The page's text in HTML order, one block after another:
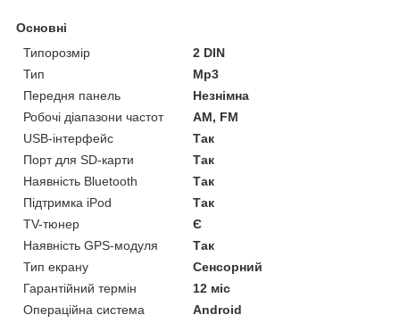
Основні
Типорозмір
2 DIN
Тип
Mp3
Передня панель
Незнімна
Робочі діапазони частот
AM, FM
USB-інтерфейс
Так
Порт для SD-карти
Так
Наявність Bluetooth
Так
Підтримка iPod
Так
TV-тюнер
Є
Наявність GPS-модуля
Так
Тип екрану
Сенсорний
Гарантійний термін
12 міс
Операційна система
Android